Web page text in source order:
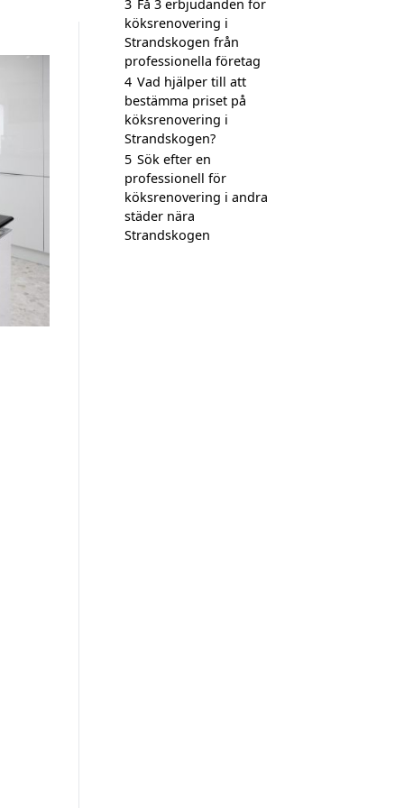
3 Få 3 erbjudanden för
köksrenovering i
Strandskogen från
professionella företag
4 Vad hjälper till att
bestämma priset på
köksrenovering i
Strandskogen?
5 Sök efter en
professionell för
köksrenovering i andra
städer nära
Strandskogen